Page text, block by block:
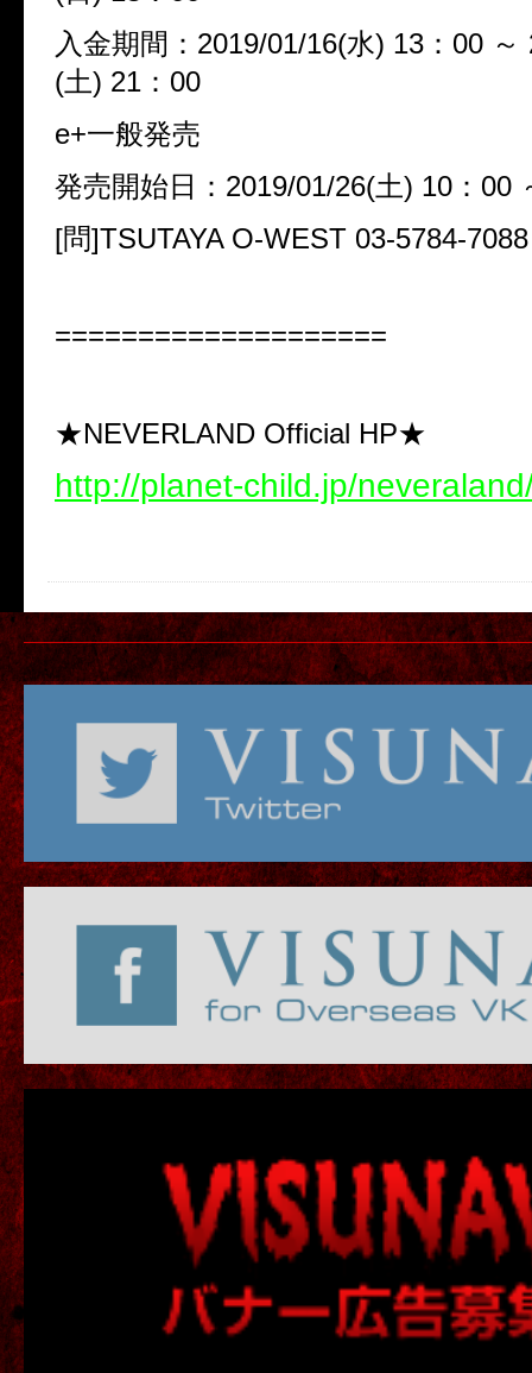
入金期間：2019/01/16(水) 13：00 ～
(土) 21：00
e+一般発売
発売開始日：2019/01/26(土) 10：00
[問]TSUTAYA O-WEST 03-5784-7088
====================
★NEVERLAND Official HP★
http://planet-child.jp/